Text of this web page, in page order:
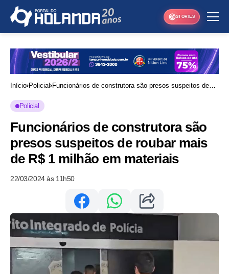
STORIES
Início Policial Funcionários de construtora são presos suspeitos de
Policial
Funcionários de construtora são
presos suspeitos de roubar mais
de R$ 1 milhão em materiais
22/03/2024 às 11h50